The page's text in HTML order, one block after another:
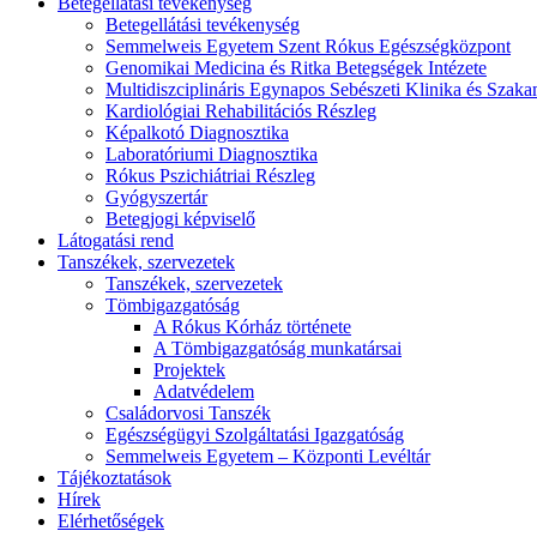
Betegellátási tevékenység
Semmelweis Egyetem Szent Rókus Egészségközpont
Genomikai Medicina és Ritka Betegségek Intézete
Multidiszciplináris Egynapos Sebészeti Klinika és
Kardiológiai Rehabilitációs Részleg
Képalkotó Diagnosztika
Laboratóriumi Diagnosztika
Rókus Pszichiátriai Részleg
Gyógyszertár
Betegjogi képviselő
Látogatási rend
Tanszékek, szervezetek
Tanszékek, szervezetek
Tömbigazgatóság
A Rókus Kórház története
A Tömbigazgatóság munkatársai
Projektek
Adatvédelem
Családorvosi Tanszék
Egészségügyi Szolgáltatási Igazgatóság
Semmelweis Egyetem – Központi Levéltár
Tájékoztatások
Hírek
Elérhetőségek